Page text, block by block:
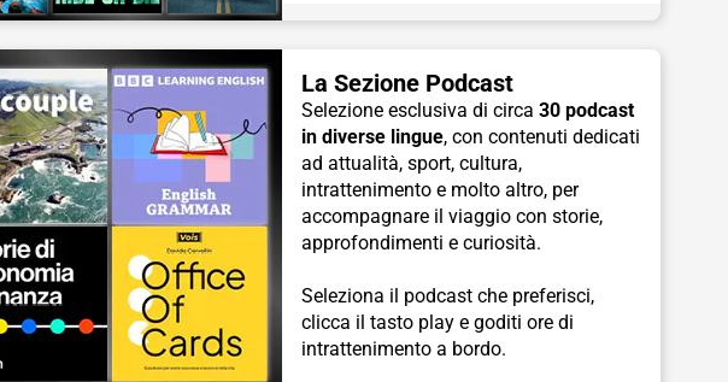
La Sezione Podcast
Selezione esclusiva di circa 30 podcast
in diverse lingue, con contenuti dedicati
ad attualità, sport, cultura,
intrattenimento e molto altro, per
accompagnare il viaggio con storie,
approfondimenti e curiosità.
Seleziona il podcast che preferisci,
clicca il tasto play e goditi ore di
intrattenimento a bordo.